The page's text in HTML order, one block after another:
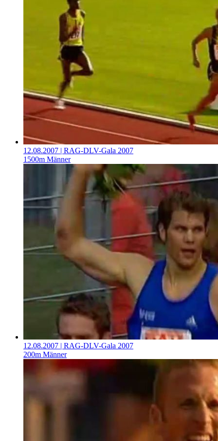
12.08.2007 | RAG-DLV-Gala 2007
1500m Männer
12.08.2007 | RAG-DLV-Gala 2007
200m Männer